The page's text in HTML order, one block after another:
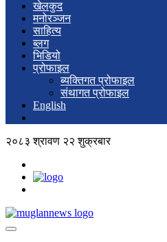
खेलकुद
मनोरञ्जन
साहित्य
ब्लग
भिडियो
प्रोफाइल
ब्यक्तिगत प्रोफाइल
संथागत प्रोफाइल
English
२०८३ श्रावण २२ शुक्रबार